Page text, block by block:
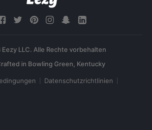
LLC. Alle Rechte vorbehalten
Datenschutzrichtlinien